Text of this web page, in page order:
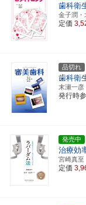
歯科衛
金子潤
定価
品切れ
歯科衛
末瀬一
発行時
発売中
治療効
宮崎真
定価